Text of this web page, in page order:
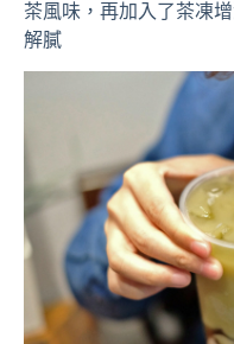
茶風味，再加入了茶凍
解膩